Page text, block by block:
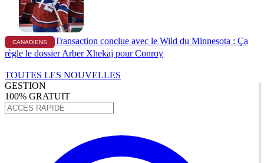
CANADIENS
Transaction conclue avec le Wild du Minnesota : Ça
règle le dossier Arber Xhekaj pour Conroy
TOUTES LES NOUVELLES
GESTION
100% GRATUIT